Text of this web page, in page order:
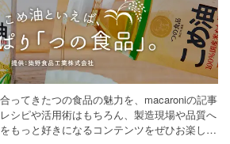
ってきたつの食品の魅力を、macaroniの記事
シピや活用術はもちろん、製造現場や品質へ
もっと好きになるコンテンツをぜひお楽しみ